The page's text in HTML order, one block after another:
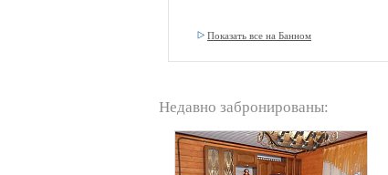
Показать все на Банном
Недавно забронированы: